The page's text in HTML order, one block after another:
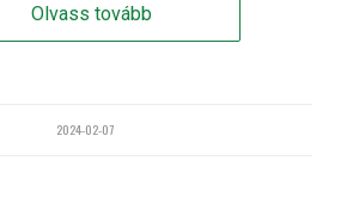
Olvass tovább
2024-02-07